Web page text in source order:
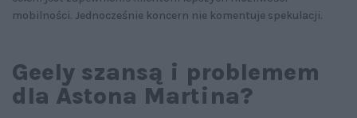
mobilności. Jednocześnie koncern nie komentuje spekulacji.
Geely szansą i problemem
dla Astona Martina?